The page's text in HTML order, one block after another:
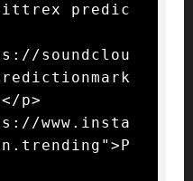
predic
soundclou
p>
www.insta